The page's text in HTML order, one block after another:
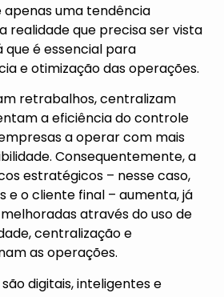
apenas uma tendência
realidade que precisa ser vista
é essencial para
e otimização das operações.
retrabalhos, centralizam
a eficiência do controle
a operar com mais
Consequentemente, a
estratégicos – nesse caso,
e o cliente final – aumenta, já
através do uso de
centralização e
as operações.
digitais, inteligentes e